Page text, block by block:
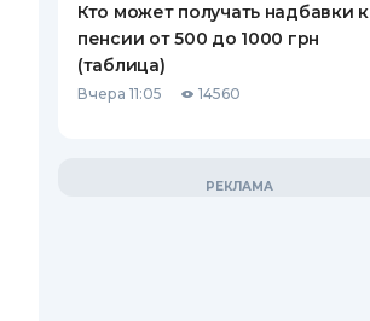
Кто может получать надбавки к
пенсии от 500 до 1000 грн
(таблица)
Вчера 11:05 14560